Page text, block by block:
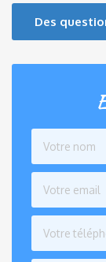
Des